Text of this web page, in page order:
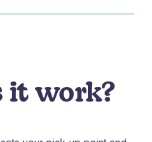
it work?